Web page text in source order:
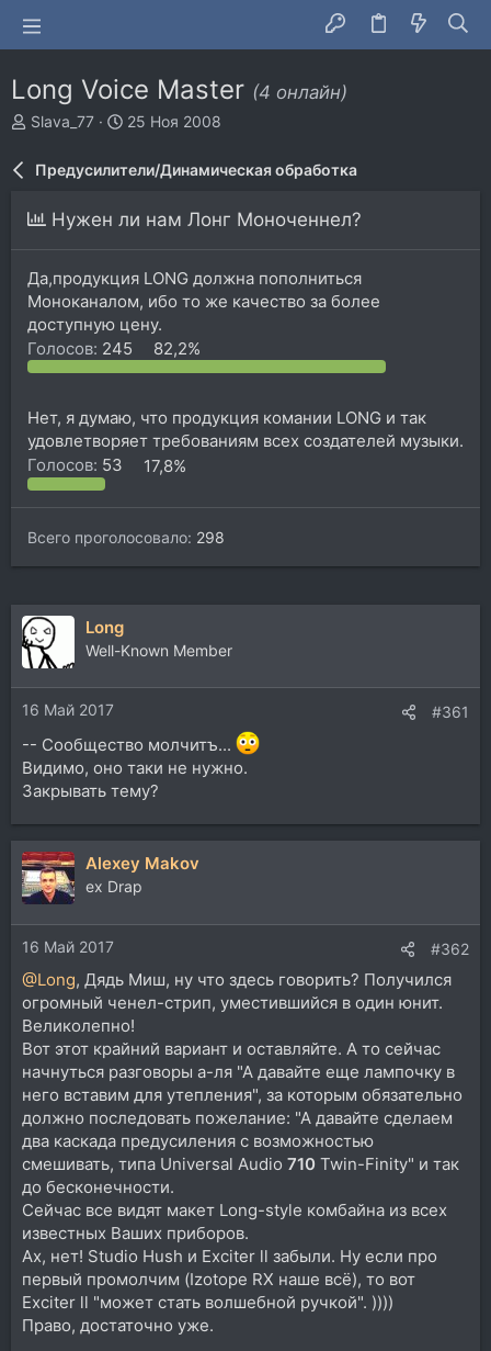
Long Voice Master (4 онлайн)
А
т
т
е
ы
Slava_77
Д
а
ч
л
а
25 Ноя 2008
Предусилители/Динамическая обработка
Нужен ли нам Лонг Моноченнел?
Да,продукция LONG должна пополниться
Моноканалом, ибо то же качество за более
доступную цену.
Голосов: 245 82,2%
Нет, я думаю, что продукция комании LONG и так
удовлетворяет требованиям всех создателей музыки.
Голосов: 53 17,8%
Всего проголосовало 298
Long
Well-Known Member
16 Май 2017 #361
-- Сообщество молчитъ...
Видимо, оно таки не нужно.
Закрывать тему?
Alexey Makov
ex Drap
16 Май 2017 #362
@Long, Дядь Миш, ну что здесь говорить? Получился
огромный ченел-стрип, уместившийся в один юнит.
Великолепно!
Вот этот крайний вариант и оставляйте. А то сейчас
начнуться разговоры а-ля "А давайте еще лампочку в
него вставим для утепления", за которым обязательно
должно последовать пожелание: "А давайте сделаем
два каскада предусиления с возможностью
смешивать, типа Universal Audio 710 Twin-Finity" и так
до бесконечности.
Сейчас все видят макет Long-style комбайна из всех
известных Ваших приборов.
Ах, нет! Studio Hush и Exciter ll забыли. Ну если про
первый промолчим (Izotope RX наше всё), то вот
Exciter ll "может стать волшебной ручкой". ))))
Право, достаточно уже.